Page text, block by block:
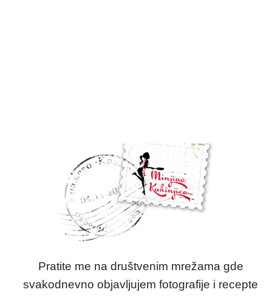
Pratite me na društvenim mrežama gde
svakodnevno objavljujem fotografije i recepte